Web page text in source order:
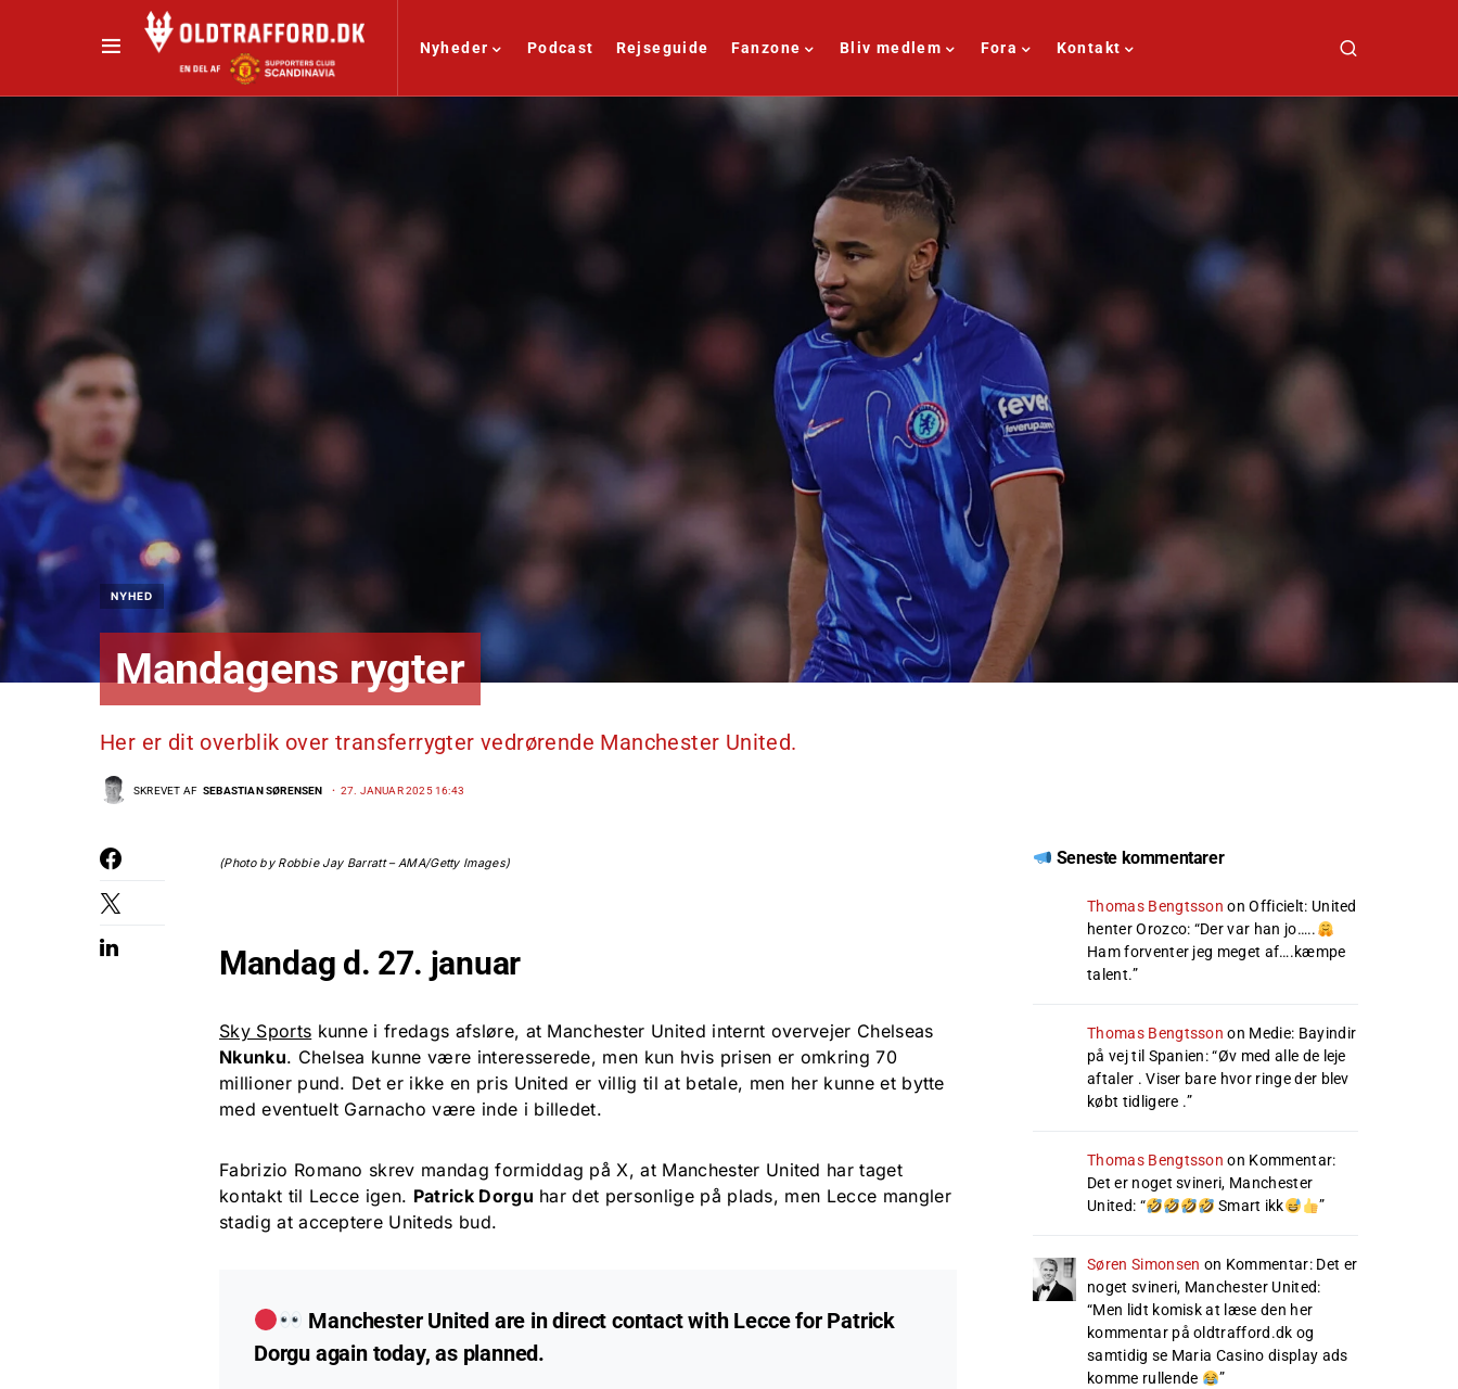
Nyheder Podcast Rejseguide Fanzone Bliv medlem Fora Kontakt
NYHED
Mandagens rygter
Her er dit overblik over transferrygter vedrørende Manchester United.
SKREVET AF SEBASTIAN SØRENSEN 27. JANUAR 2025 16:43
(Photo by Robbie Jay Barratt – AMA/Getty Images)
Mandag d. 27. januar
Sky Sports kunne i fredags afsløre, at Manchester United internt overvejer Chelseas
Nkunku. Chelsea kunne være interesserede, men kun hvis prisen er omkring 70
millioner pund. Det er ikke en pris United er villig til at betale, men her kunne et bytte
med eventuelt Garnacho være inde i billedet.
Fabrizio Romano skrev mandag formiddag på X, at Manchester United har taget
kontakt til Lecce igen. Patrick Dorgu har det personlige på plads, men Lecce mangler
stadig at acceptere Uniteds bud.
Manchester United are in direct contact with Lecce for Patrick
Dorgu again today, as planned.
Seneste kommentarer
Thomas Bengtsson onOfficielt: United
henter Orozco: “Der var han jo…..
Ham forventer jeg meget af….kæmpe
talent.”
Thomas Bengtsson on Medie: Bayindir
på vej til Spanien: “Øv med alle de leje
aftaler . Viser bare hvor ringe der blev
købt tidligere .”
Thomas Bengtsson on Kommentar:
Det er noget svineri, Manchester
United: “ Smart ikk ”
Søren Simonsen on Kommentar: Det er
noget svineri, Manchester United:
“Men lidt komisk at læse den her
kommentar på oldtrafford.dk og
samtidig se Maria Casino display ads
komme rullende
”